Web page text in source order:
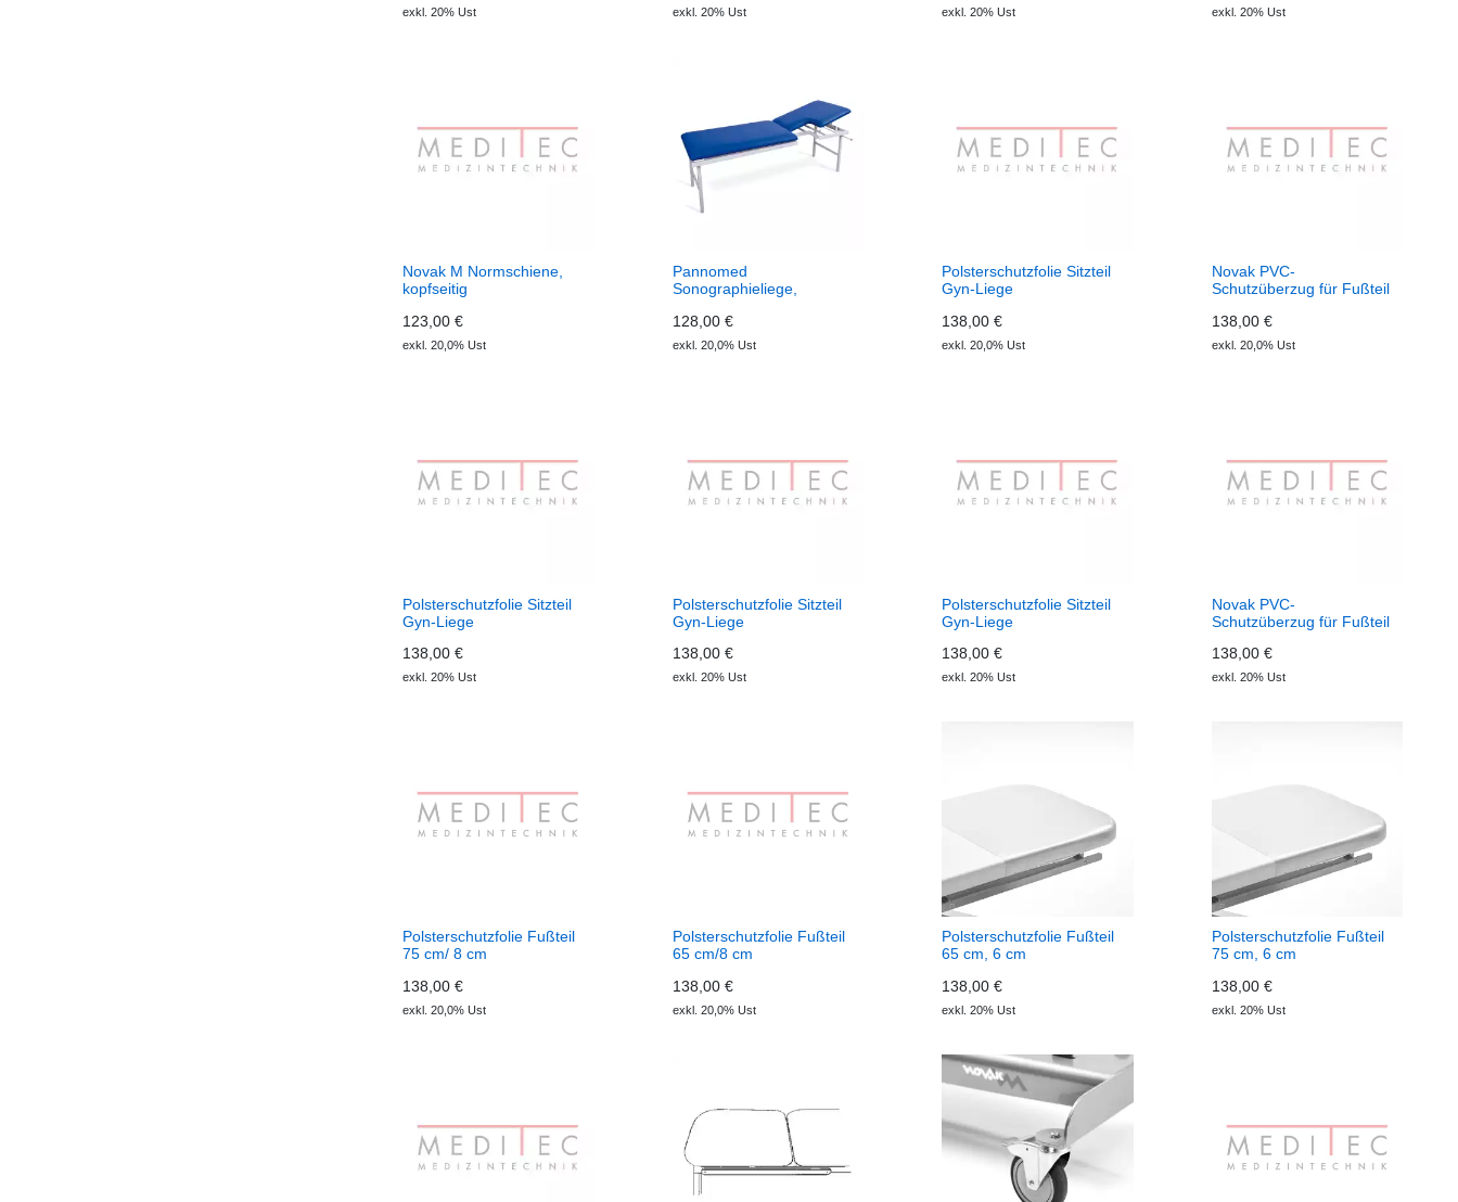
exkl. 20% Ust exkl. 20% Ust exkl. 20% Ust exkl. 20% Ust
Novak M Normschiene,
kopfseitig
123,00 €
exkl. 20,0% Ust
Pannomed
Sonographieliege,
128,00 €
exkl. 20,0% Ust
Polsterschutzfolie Sitzteil
Gyn-Liege
138,00 €
exkl. 20,0% Ust
Novak PVC-
Schutzüberzug für Fußteil
138,00 €
exkl. 20,0% Ust
Polsterschutzfolie Sitzteil
Gyn-Liege
138,00 €
exkl. 20% Ust
Polsterschutzfolie Sitzteil
Gyn-Liege
138,00 €
exkl. 20% Ust
Polsterschutzfolie Sitzteil
Gyn-Liege
138,00 €
exkl. 20% Ust
Novak PVC-
Schutzüberzug für Fußteil
138,00 €
exkl. 20% Ust
Polsterschutzfolie Fußteil
75 cm/ 8 cm
138,00 €
exkl. 20,0% Ust
Polsterschutzfolie Fußteil
65 cm/8 cm
138,00 €
exkl. 20,0% Ust
Polsterschutzfolie Fußteil
65 cm, 6 cm
138,00 €
exkl. 20% Ust
Polsterschutzfolie Fußteil
75 cm, 6 cm
138,00 €
exkl. 20% Ust